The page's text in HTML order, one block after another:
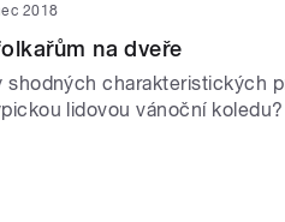
2018
na dveře
shodných charakteristických
lidovou vánoční koledu?